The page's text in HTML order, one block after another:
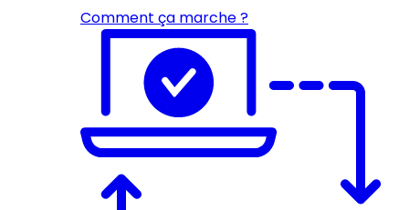
Comment ça marche ?